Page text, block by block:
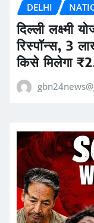
DELHI
दिल्ली लक्ष्मी
रिस्पॉन्स, 3
किसे मिलेगा